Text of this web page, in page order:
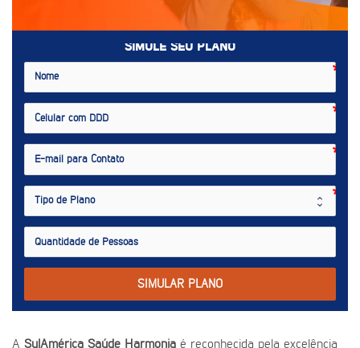
SIMULE SEU PLANO
SIMULAR PLANO
A SulAmérica Saúde Harmonia é reconhecida pela excelência